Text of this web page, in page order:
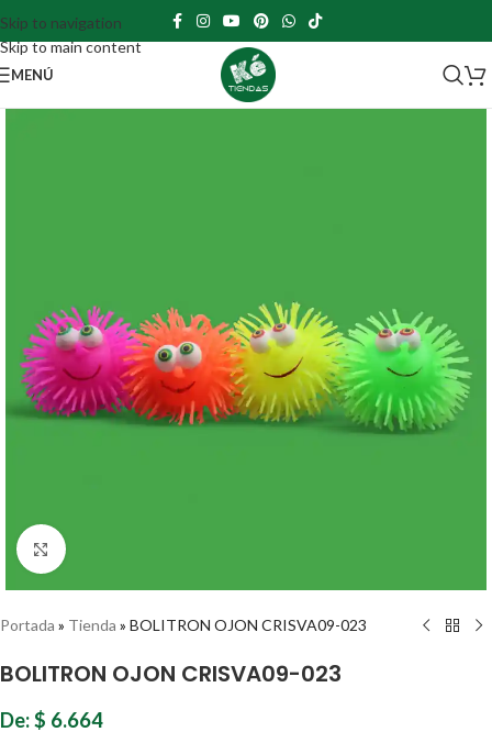
Skip to navigation
Skip to main content
MENÚ
Haz clic para ampliar
Portada » Tienda » BOLITRON OJON CRISVA09-023
BOLITRON OJON CRISVA09-023
De:$ 6.664